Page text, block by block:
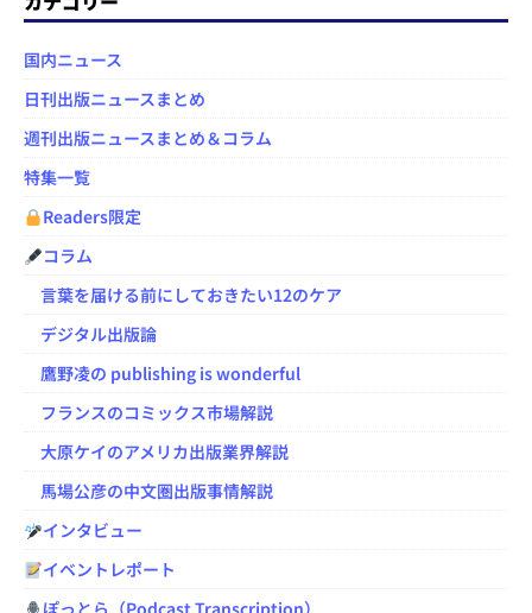
国内ニュース
日刊出版ニュースまとめ
週刊出版ニュースまとめ＆コラム
特集一覧
Readers限定
コラム
言葉を届ける前にしておきたい12のケア
デジタル出版論
鷹野凌の publishing is wonderful
フランスのコミックス市場解説
大原ケイのアメリカ出版業界解説
馬場公彦の中文圏出版事情解説
インタビュー
イベントレポート